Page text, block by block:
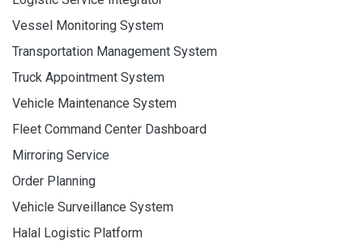
Vessel Monitoring System
Transportation Management System
Truck Appointment System
Vehicle Maintenance System
Fleet Command Center Dashboard
Mirroring Service
Order Planning
Vehicle Surveillance System
Halal Logistic Platform